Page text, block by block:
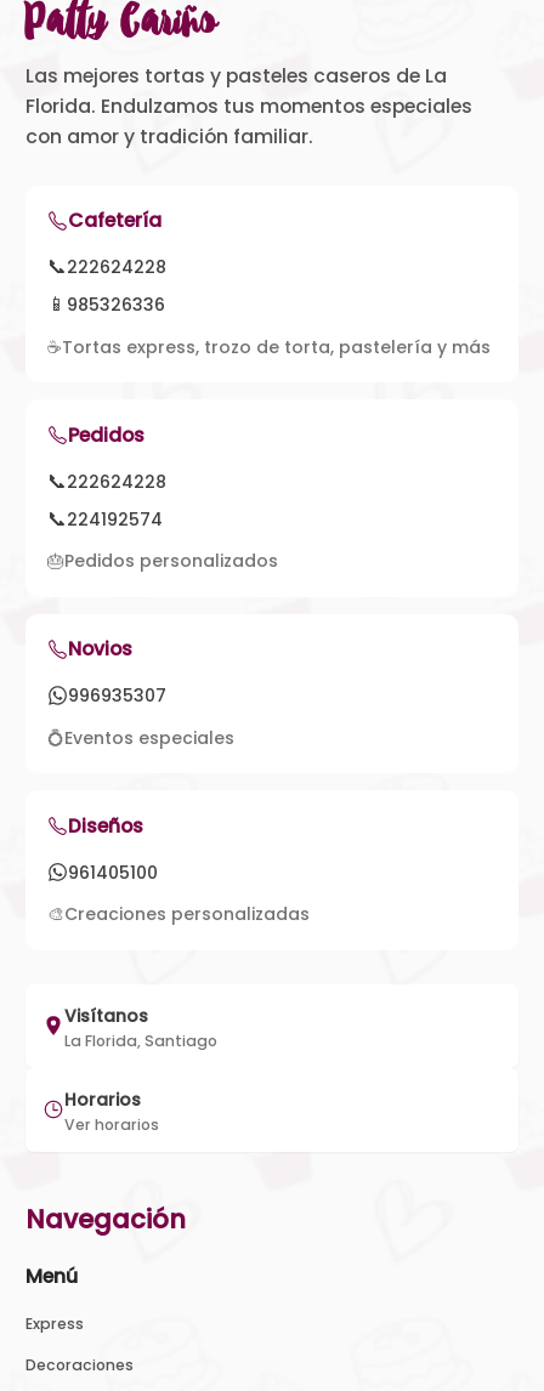
Patty Cariño
Las mejores tortas y pasteles caseros de La
Florida. Endulzamos tus momentos especiales
con amor y tradición familiar.
Cafetería
📞222624228
📱 985326336
☕Tortas express, trozo de torta, pastelería y más
Pedidos
📞222624228
📞224192574
🎂Pedidos personalizados
Novios
996935307
💍Eventos especiales
Diseños
961405100
🎨Creaciones personalizadas
Visítanos
La Florida, Santiago
Horarios
Ver horarios
Navegación
Menú
Express
Decoraciones